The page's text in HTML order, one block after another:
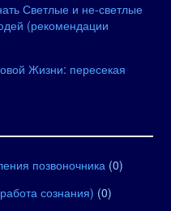
Светлые и не-светлые
(рекомендации
Жизни: пересекая
позвоночника (0)
сознания) (0)